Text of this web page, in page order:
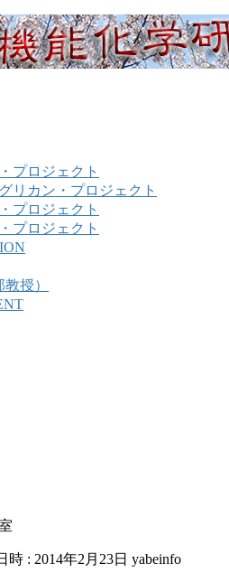
プロジェクト
リカン・プロジェクト
プロジェクト
プロジェクト
授）
時 : 2014年2月23日 yabeinfo